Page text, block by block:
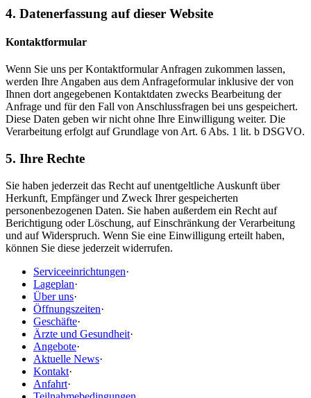
4. Datenerfassung auf dieser Website
Kontaktformular
Wenn Sie uns per Kontaktformular Anfragen zukommen lassen,
werden Ihre Angaben aus dem Anfrageformular inklusive der von
Ihnen dort angegebenen Kontaktdaten zwecks Bearbeitung der
Anfrage und für den Fall von Anschlussfragen bei uns gespeichert.
Diese Daten geben wir nicht ohne Ihre Einwilligung weiter. Die
Verarbeitung erfolgt auf Grundlage von Art. 6 Abs. 1 lit. b DSGVO.
5. Ihre Rechte
Sie haben jederzeit das Recht auf unentgeltliche Auskunft über
Herkunft, Empfänger und Zweck Ihrer gespeicherten
personenbezogenen Daten. Sie haben außerdem ein Recht auf
Berichtigung oder Löschung, auf Einschränkung der Verarbeitung
und auf Widerspruch. Wenn Sie eine Einwilligung erteilt haben,
können Sie diese jederzeit widerrufen.
Serviceeinrichtungen·
Lageplan·
Über uns·
Öffnungszeiten·
Geschäfte·
Ärzte und Gesundheit·
Angebote·
Aktuelle News·
Kontakt·
Anfahrt·